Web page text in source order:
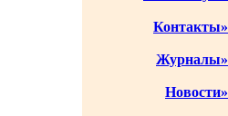
Контакты»
Журналы»
Новости»